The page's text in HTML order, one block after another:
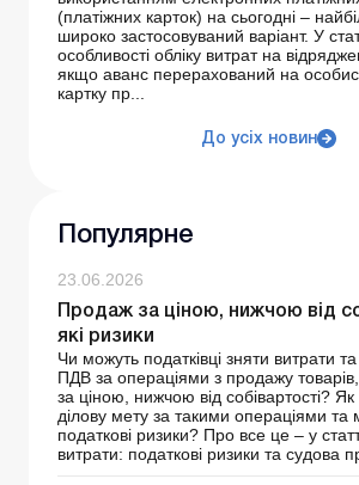
(платіжних карток) на сьогодні –
широко застосовуваний варіант. У
особливості обліку витрат на
якщо аванс перерахований на
картку пр...
До усіх новин
Популярне
23.06.2026
Продаж за ціною, нижчою від
які ризики
Чи можуть податківці зняти витрати
ПДВ за операціями з продажу товарів,
за ціною, нижчою від собівартості? Як
ділову мету за такими операціями та
податкові ризики? Про все це – у
витрати: податкові ризики та судова